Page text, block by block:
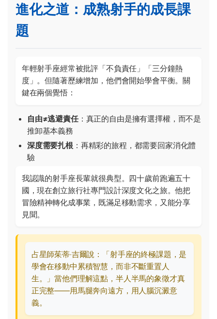
進化之道：成熟射手的成長課
題
年輕射手座經常被批評「不負責任」「三分鐘熱
度」。但隨著歷練增加，他們會開始學會平衡。關
鍵在兩個覺悟：
自由≠逃避責任：真正的自由是擁有選擇權，而不是
推卸基本義務
深度需要扎根：再精彩的旅程，都需要回家消化體
驗
我認識的射手座長輩就很典型。四十歲前跑遍五十
國，現在創立旅行社專門設計深度文化之旅。他把
冒險精神轉化成事業，既滿足移動需求，又能分享
見聞。
占星師茱蒂‧吉爾說：「射手座的終極課題，是
學會在移動中累積智慧，而非不斷重置人
生。」當他們理解這點，半人半馬的象徵才真
正完整——用馬腿奔向遠方，用人腦沉澱意
義。